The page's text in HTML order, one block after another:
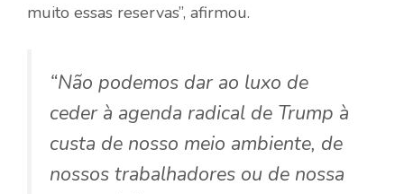
muito essas reservas”, afirmou.
“Não podemos dar ao luxo de
ceder à agenda radical de Trump à
custa de nosso meio ambiente, de
nossos trabalhadores ou de nossa